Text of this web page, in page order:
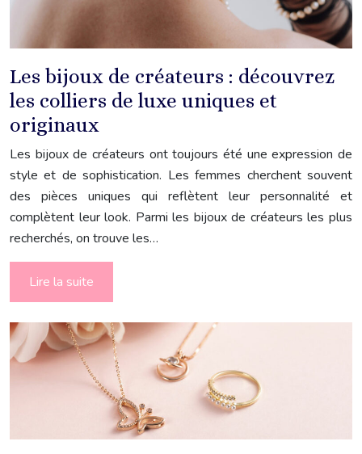
Les bijoux de créateurs : découvrez
les colliers de luxe uniques et
originaux
Les bijoux de créateurs ont toujours été une expression de
style et de sophistication. Les femmes cherchent souvent
des pièces uniques qui reflètent leur personnalité et
complètent leur look. Parmi les bijoux de créateurs les plus
recherchés, on trouve les…
Lire la suite